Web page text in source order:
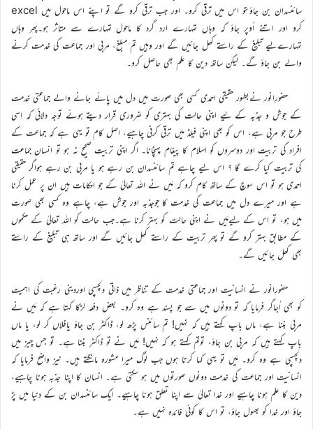
سائنسدان بن جاؤںتو اس میں ترقی کرو۔ اور جب ترقی کرو گے تو اپنے اس ماحول میں excel
کرو اور اتنے اُوپر جاؤ کہ وہاں تمہارے ارد گرد کا ماحول تمہارے سے متاثر ہو۔پھر وہاں
تمہارےلیے تبلیغ کے راستے کھل جائیں گے اور وہیں تم مبلغ، مربی اور جماعت کی خدمت کرنے
والے بن جاؤ گے۔ لیکن ساتھ دین کا علم بھی حاصل کرو۔
حضورِانور نےبطور حقیقی احمدی کسی بھی صورت میں دل میں پائے جانے والے جماعتی خدمت
کے جوش و جذبہ کے لیے اپنی حالت کی بہتری کو ضروری قرار دیتے ہوئے توجہ دلائی کہ اسی
طرح جو مربی ہے، اس کو بھی اپنی فیلڈ میں ترقی کرنی چاہیے، اصل کام تو یہی ہے کہ جماعت کے
افراد کی تربیت اور دوسروں کو اسلام کا پیغام پہنچانا۔ اگر اپنی تربیت صحیح نہ ہو تو انسان جماعت
کی تربیت کیا کرے گا ؟ اس لیے چاہے تم سائنسدان بن رہے ہو یا مربی بن رہے ہواگر حقیقی
احمدی ہو تو اس سوچ کے ساتھ کام کرو کہ مَیں نے اللہ تعالیٰ کے جو احکامات ہیں ان پر عمل کرنا
ہے اور میرے دل میں جماعت کی خدمت کا جوجذبہ اور جوش ہے، چاہے وہ کسی بھی صورت
میں ہو، تو اس کے لیےمَیں نے اپنی حالت کو بہتر کرنا ہے۔جب حالت کو اللہ تعالیٰ کے حکموں
کے مطابق بہتر کرو گے تو پھر تربیت کے راستے کھل جائیں گے اور ساتھ ہی تبلیغ کے راستے
بھی کھل جائیں گے۔
حضورِانور نے انسانیت اور جماعتی خدمت کے تناظر میں ذاتی دلچسپی اوردینی رغبت کی اہمیت
کو بھی اُجاگر فرمایا کہ تو دونوں میں سے جو پسند ہے وہ کرو۔ بعض دفعہ لڑکا کہتا ہے کہ مَیں نے
مربی بننا ہے، ماں باپ کہتے ہیں کہ نہیں! تم سائنس پڑھ لو، ڈاکٹر بن جاؤ یافلاں کر لو، یا ماں
باپ کہتے ہیں کہ مربی بن جاؤ، توتم کہتے ہو کہ نہیں! مَیں نے تو ڈاکٹر بننا ہے۔ تو جس چیز میں
دلچسپی ہے وہ کرو۔ مَیں تو یہی کہا کرتا ہوں جب لوگ میرا مشورہ مانگتے ہیں۔ نیز واضح فرمایا کہ
انسانیت اور جماعت کی خدمت دونوں صورتوں میں ہو سکتی ہے۔ انسان کا اپنا جذبہ ہونا چاہیے،
دین کا علم ہونا چاہیے اور خدا تعالیٰ سے اپنا تعلق ہونا چاہیے۔ ایک سائنسدان بن کے دنیا میں پڑ
جاؤ اور خدا کو بھول جاؤ، تو اس کا کوئی فائدہ نہیں ہے۔